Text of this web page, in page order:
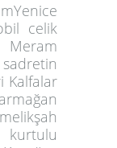
celik
Meram
Kalfalar